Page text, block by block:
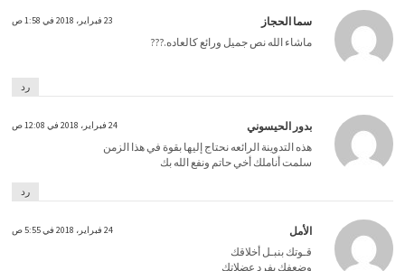
سما الحجاز 23 فبراير، 2018 في 1:58 ص
ماشاء الله نص جميل ورائع كالعاده.???
رد
بدور الحيسوني 24 فبراير، 2018 في 12:08 ص
هذه التدوينة الرائعه نحتاج إليها بقوة في هذا الزمن
سلمت أناملك أخي حاتم ونفع الله بك
رد
الأمل 24 فبراير، 2018 في 5:55 ص
قـوتك بنبـل أخلاقك
وضعفك بفرد عضلاتك